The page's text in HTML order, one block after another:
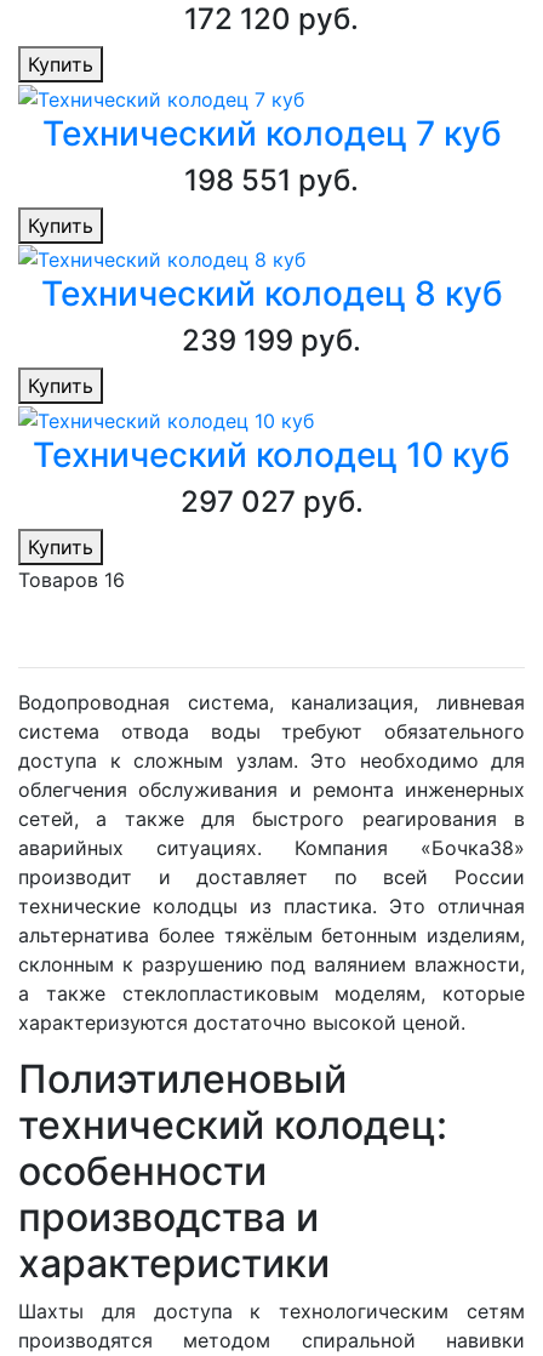
172 120 руб.
Купить
Технический колодец 7 куб
198 551 руб.
Купить
Технический колодец 8 куб
239 199 руб.
Купить
Технический колодец 10 куб
297 027 руб.
Купить
Товаров 16
Водопроводная система, канализация, ливневая
система отвода воды требуют обязательного
доступа к сложным узлам. Это необходимо для
облегчения обслуживания и ремонта инженерных
сетей, а также для быстрого реагирования в
аварийных ситуациях. Компания «Бочка38»
производит и доставляет по всей России
технические колодцы из пластика. Это отличная
альтернатива более тяжёлым бетонным изделиям,
склонным к разрушению под валянием влажности,
а также стеклопластиковым моделям, которые
характеризуются достаточно высокой ценой.
Полиэтиленовый
технический колодец:
особенности
производства и
характеристики
Шахты для доступа к технологическим сетям
производятся методом спиральной навивки